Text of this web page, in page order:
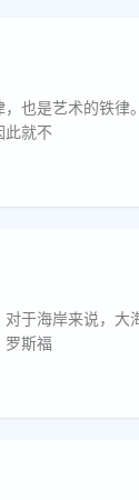
也是艺术的铁律
此就不
于海岸来说，大
罗斯福